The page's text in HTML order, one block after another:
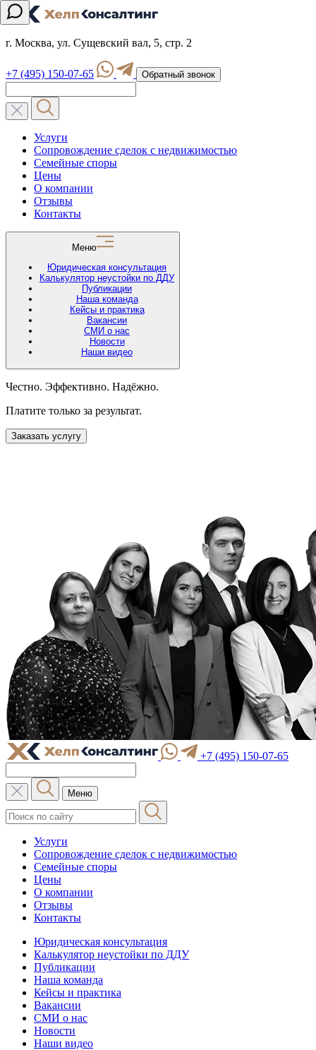
г. Москва, ул. Сущевский вал, 5, стр. 2
+7 (495) 150-07-65 Обратный звонок
Услуги
Сопровождение сделок с недвижимостью
Семейные споры
Цены
О компании
Отзывы
Контакты
Меню
Юридическая консультация
Калькулятор неустойки по ДДУ
Публикации
Наша команда
Кейсы и практика
Вакансии
СМИ о нас
Новости
Наши видео
Честно. Эффективно. Надёжно.
Платите только за результат.
Заказать услугу
+7 (495) 150-07-65
Меню
Услуги
Сопровождение сделок с недвижимостью
Семейные споры
Цены
О компании
Отзывы
Контакты
Юридическая консультация
Калькулятор неустойки по ДДУ
Публикации
Наша команда
Кейсы и практика
Вакансии
СМИ о нас
Новости
Наши видео